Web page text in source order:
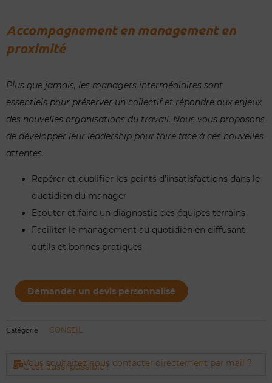
Accompagnement en management en
proximité
Plus que jamais, les managers intermédiaires sont
essentiels pour préserver un collectif et répondre aux enjeux
des nouvelles organisations du travail. Nous vous proposons
de développer leur leadership pour faire face à ces nouvelles
attentes.
Repérer et qualifier les points d’insatisfactions dans le
quotidien du manager
Ecouter et faire un diagnostic des équipes terrains
Faciliter le management au quotidien en diffusant
outils et bonnes pratiques
Accompagnement
management
Demander un devis personnalisé
Catégorie CONSEIL
Vous souhaitez nous contacter directement par mail ?
C'est aussi possible !